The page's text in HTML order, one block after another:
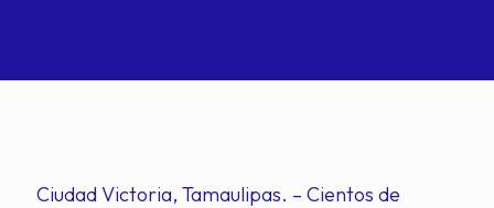
Ciudad Victoria, Tamaulipas. – Cientos de